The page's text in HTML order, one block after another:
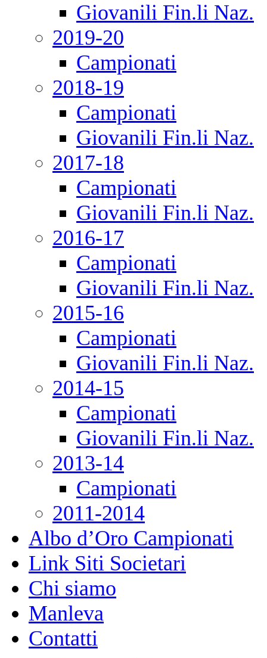
Giovanili Fin.li Naz.
2019-20
Campionati
2018-19
Campionati
Giovanili Fin.li Naz.
2017-18
Campionati
Giovanili Fin.li Naz.
2016-17
Campionati
Giovanili Fin.li Naz.
2015-16
Campionati
Giovanili Fin.li Naz.
2014-15
Campionati
Giovanili Fin.li Naz.
2013-14
Campionati
2011-2014
Albo d’Oro Campionati
Link Siti Societari
Chi siamo
Manleva
Contatti